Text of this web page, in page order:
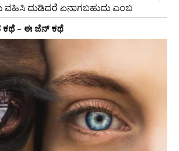
ದುಡಿದರೆ ಏನಾಗಬಹುದು ಎಂಬ
ಕಥೆ – ಈ ಜೆನ್ ಕಥೆ